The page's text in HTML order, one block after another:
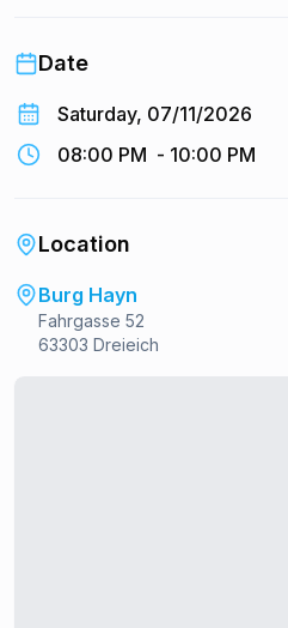
Date
Saturday, 07/11/2026
08:00 PM - 10:00 PM
Location
Burg Hayn
Fahrgasse 52
63303 Dreieich